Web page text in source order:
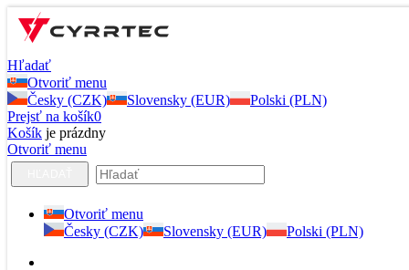
Hľadať
Otvoriť menu
Česky (CZK)
Slovensky (EUR)
Polski (PLN)
Prejsť na košík0
Košík je prázdny
Otvoriť menu
Otvoriť menu
Česky (CZK)
Slovensky (EUR) Polski (PLN)